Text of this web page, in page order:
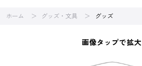
ホーム グッズ・文具 グッズ
画像タップで拡大